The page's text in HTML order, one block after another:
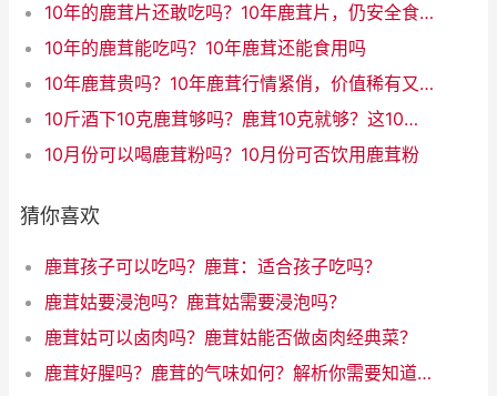
10年的鹿茸片还敢吃吗？10年鹿茸片，仍安全食用吗？
10年的鹿茸能吃吗？10年鹿茸还能食用吗
10年鹿茸贵吗？10年鹿茸行情紧俏，价值稀有又贵吗？
10斤酒下10克鹿茸够吗？鹿茸10克就够？这10斤酒大开销！（31字）
10月份可以喝鹿茸粉吗？10月份可否饮用鹿茸粉
猜你喜欢
鹿茸孩子可以吃吗？鹿茸：适合孩子吃吗？
鹿茸姑要浸泡吗？鹿茸姑需要浸泡吗？
鹿茸姑可以卤肉吗？鹿茸姑能否做卤肉经典菜？
鹿茸好腥吗？鹿茸的气味如何？解析你需要知道的所有